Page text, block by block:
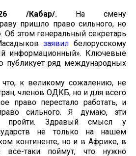
/Кабар/. На смену
пришло право сильного, но
Об этом генеральный секретарь
заявил белорусскому
информационный». Ключевые
публикует ряд международных
что, к великому сожалению, не
членов ОДКБ, но и для всего
право перестало работать, и
сильного. Я думаю, эти
пройти. Здравый смысл у
не только на нашем
континенте, но и в Африке, в
таки поймут, что нужно